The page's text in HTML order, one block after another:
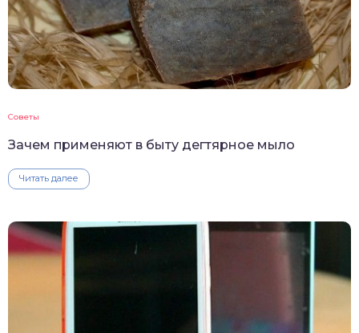
Советы
Зачем применяют в быту дегтярное мыло
Читать далее